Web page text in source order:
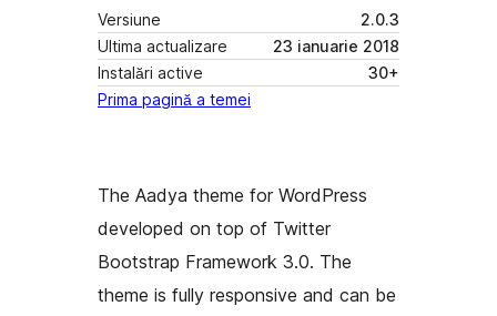
Versiune
2.0.3
Ultima actualizare
23 ianuarie 2018
Instalări active
30+
Prima pagină a temei
The Aadya theme for WordPress
developed on top of Twitter
Bootstrap Framework 3.0. The
theme is fully responsive and can be